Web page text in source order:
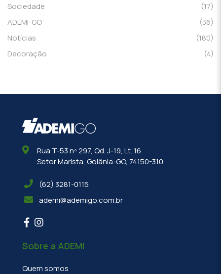
Sociedade
(17)
ADEMI-GO
(36)
Notícias
(180)
Decoração
(4)
Rua T-53 nº 297, Qd. J-19, Lt. 16
Setor Marista, Goiânia-GO, 74150-310
(62) 3281-0115
ademi@ademigo.com.br
Sobre a ADEMI
Quem somos